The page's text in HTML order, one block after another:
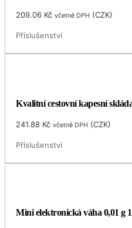
209.06 Kč včetně DPH (CZK)
Příslušenství
Kvalitní cestovní kapesní
241.88 Kč včetně DPH (CZK)
Příslušenství
Mini elektronická váha 0,01 g